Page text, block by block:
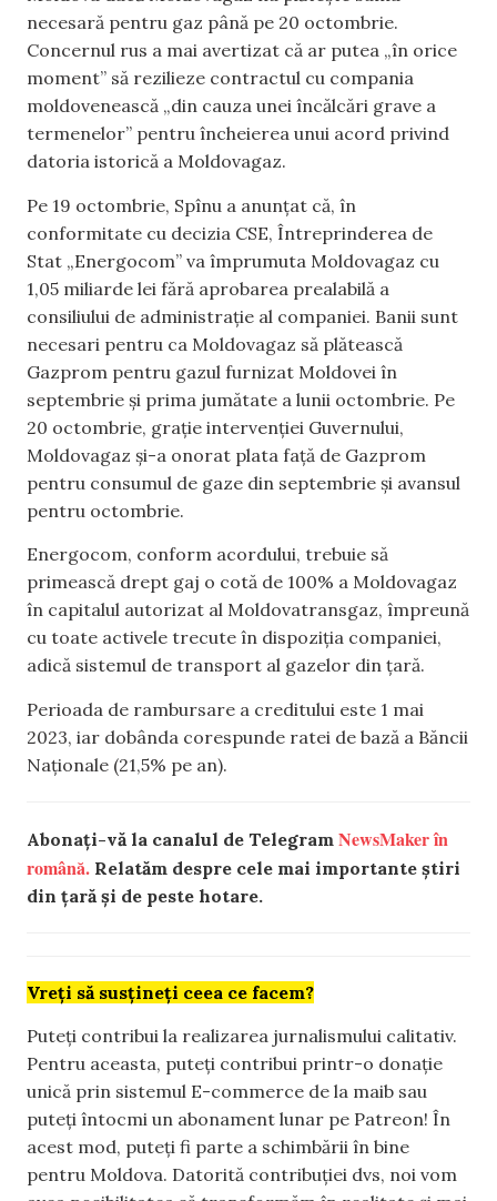
necesară pentru gaz până pe 20 octombrie.
Concernul rus a mai avertizat că ar putea „în orice
moment” să rezilieze contractul cu compania
moldovenească „din cauza unei încălcări grave a
termenelor” pentru încheierea unui acord privind
datoria istorică a Moldovagaz.
Pe 19 octombrie, Spînu a anunțat că, în
conformitate cu decizia CSE, Întreprinderea de
Stat „Energocom” va împrumuta Moldovagaz cu
1,05 miliarde lei fără aprobarea prealabilă a
consiliului de administrație al companiei. Banii sunt
necesari pentru ca Moldovagaz să plătească
Gazprom pentru gazul furnizat Moldovei în
septembrie și prima jumătate a lunii octombrie. Pe
20 octombrie, grație intervenției Guvernului,
Moldovagaz și-a onorat plata față de Gazprom
pentru consumul de gaze din septembrie și avansul
pentru octombrie.
Energocom, conform acordului, trebuie să
primească drept gaj o cotă de 100% a Moldovagaz
în capitalul autorizat al Moldovatransgaz, împreună
cu toate activele trecute în dispoziția companiei,
adică sistemul de transport al gazelor din țară.
Perioada de rambursare a creditului este 1 mai
2023, iar dobânda corespunde ratei de bază a Băncii
Naționale (21,5% pe an).
Abonați-vă la canalul de Telegram NewsMaker în
română. Relatăm despre cele mai importante știri
din țară și de peste hotare.
Vreți să susțineți ceea ce facem?
Puteți contribui la realizarea jurnalismului calitativ.
Pentru aceasta, puteți contribui printr-o donație
unică prin sistemul E-commerce de la maib sau
puteți întocmi un abonament lunar pe Patreon! În
acest mod, puteți fi parte a schimbării în bine
pentru Moldova. Datorită contribuției dvs, noi vom